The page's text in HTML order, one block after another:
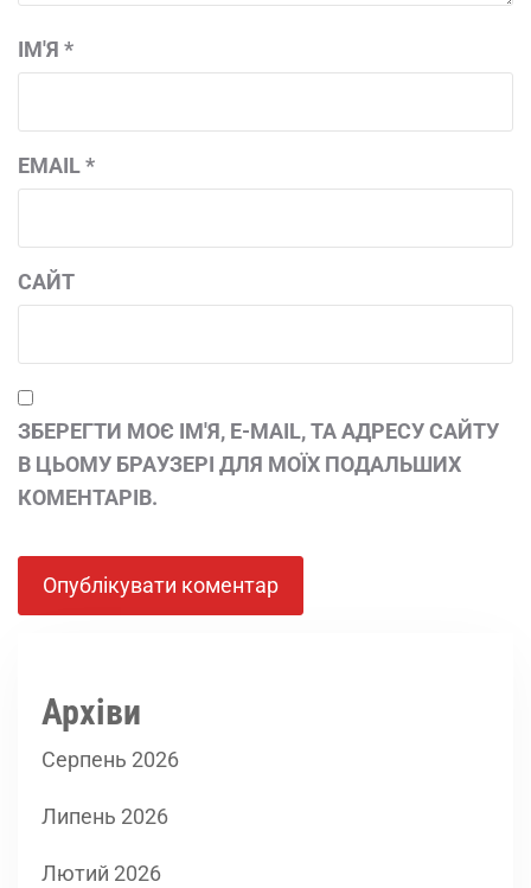
ІМ'Я *
EMAIL*
САЙТ
ЗБЕРЕГТИ МОЄ ІМ'Я, E-MAIL, ТА АДРЕСУ САЙТУ
В ЦЬОМУ БРАУЗЕРІ ДЛЯ МОЇХ ПОДАЛЬШИХ
КОМЕНТАРІВ.
Архіви
Серпень 2026
Липень 2026
Лютий 2026